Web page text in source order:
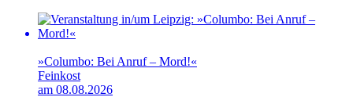
»Columbo: Bei Anruf – Mord!«
Feinkost
am 08.08.2026